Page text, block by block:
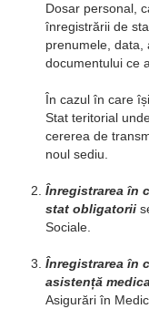
Dosar personal,
înregistrării de
prenumele, data,
documentului ce
În cazul în care
Stat teritorial
cererea de
noul sediu.
Înregistrarea în
stat obligatorii
Sociale.
Înregistrarea în
asistență
Asigurări în